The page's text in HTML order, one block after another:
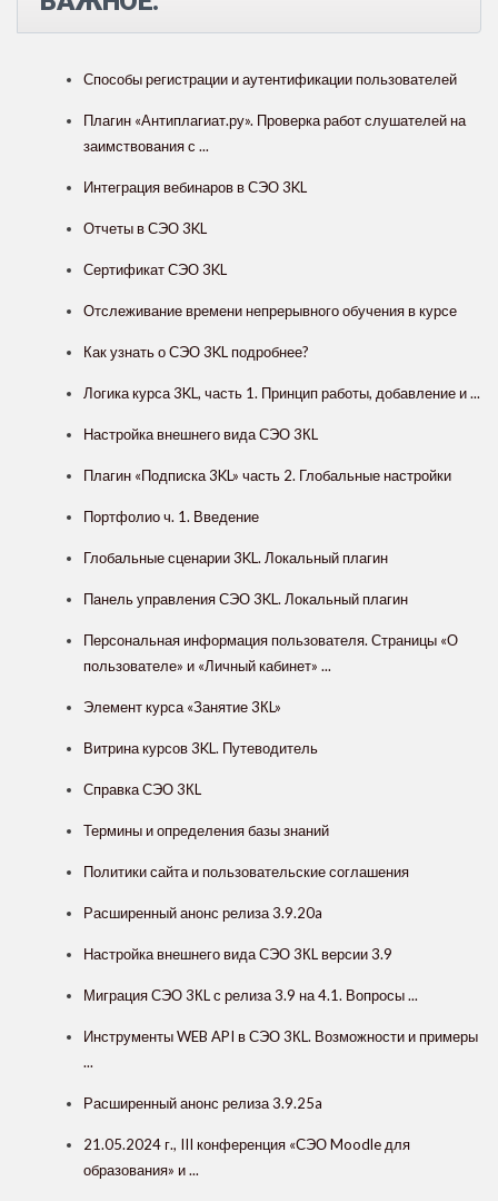
Способы регистрации и аутентификации пользователей
Плагин «Антиплагиат.ру». Проверка работ слушателей на
заимствования с ...
Интеграция вебинаров в СЭО 3KL
Отчеты в СЭО 3KL
Сертификат СЭО 3KL
Отслеживание времени непрерывного обучения в курсе
Как узнать о СЭО 3KL подробнее?
Логика курса 3KL, часть 1. Принцип работы, добавление и ...
Настройка внешнего вида СЭО 3КL
Плагин «Подписка 3KL» часть 2. Глобальные настройки
Портфолио ч. 1. Введение
Глобальные сценарии 3KL. Локальный плагин
Панель управления СЭО 3KL. Локальный плагин
Персональная информация пользователя. Страницы «О
пользователе» и «Личный кабинет» ...
Элемент курса «Занятие 3КL»
Витрина курсов 3KL. Путеводитель
Справка СЭО 3КL
Термины и определения базы знаний
Политики сайта и пользовательские соглашения
Расширенный анонс релиза 3.9.20a
Настройка внешнего вида СЭО 3КL версии 3.9
Миграция СЭО 3КL с релиза 3.9 на 4.1. Вопросы ...
Инструменты WEB API в СЭО 3КL. Возможности и примеры
...
Расширенный анонс релиза 3.9.25a
21.05.2024 г., III конференция «СЭО Moodle для
образования» и ...